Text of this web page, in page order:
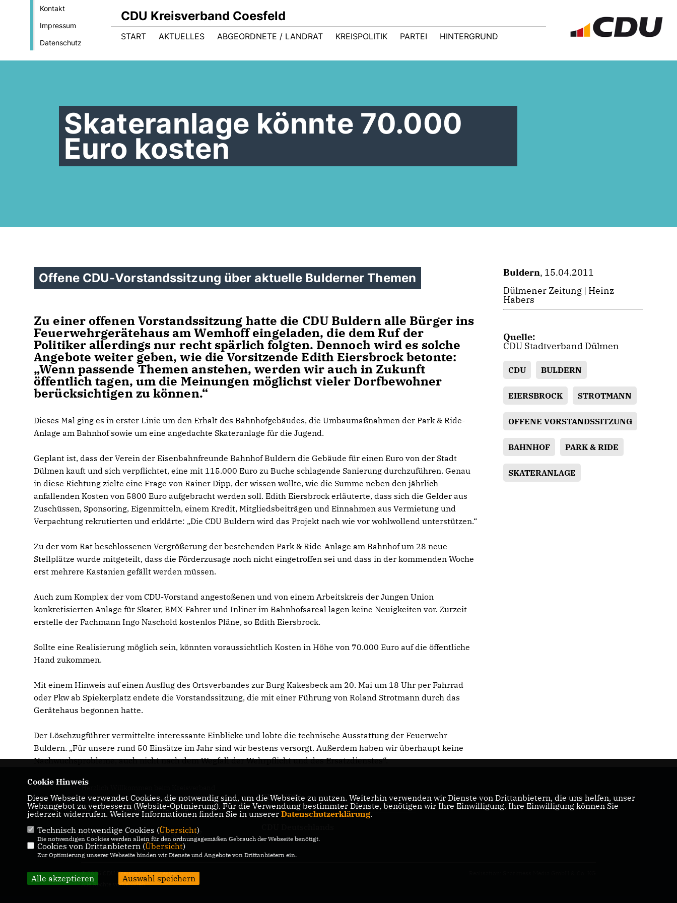
Kontakt
Impressum
Datenschutz
CDU Kreisverband Coesfeld
START AKTUELLES ABGEORDNETE / LANDRAT KREISPOLITIK PARTEI HINTERGRUND
Skateranlage könnte 70.000
Euro kosten
Offene CDU-Vorstandssitzung über aktuelle Bulderner Themen
Zu einer offenen Vorstandssitzung hatte die CDU Buldern alle Bürger ins
Feuerwehrgerätehaus am Wemhoff eingeladen, die dem Ruf der
Politiker allerdings nur recht spärlich folgten. Dennoch wird es solche
Angebote weiter geben, wie die Vorsitzende Edith Eiersbrock betonte:
Wenn passende Themen anstehen, werden wir auch in Zukunft
öffentlich tagen, um die Meinungen möglichst vieler Dorfbewohner
berücksichtigen zu können.“
Dieses Mal ging es in erster Linie um den Erhalt des Bahnhofgebäudes, die Umbaumaßnahmen der Park & Ride-
Anlage am Bahnhof sowie um eine angedachte Skateranlage für die Jugend.
Geplant ist, dass der Verein der Eisenbahnfreunde Bahnhof Buldern die Gebäude für einen Euro von der Stadt
Dülmen kauft und sich verpflichtet, eine mit 115.000 Euro zu Buche schlagende Sanierung durchzuführen. Genau
in diese Richtung zielte eine Frage von Rainer Dipp, der wissen wollte, wie die Summe neben den jährlich
anfallenden Kosten von 5800 Euro aufgebracht werden soll. Edith Eiersbrock erläuterte, dass sich die Gelder aus
Zuschüssen, Sponsoring, Eigenmitteln, einem Kredit, Mitgliedsbeiträgen und Einnahmen aus Vermietung und
Verpachtung rekrutierten und erklärte: „Die CDU Buldern wird das Projekt nach wie vor wohlwollend unterstützen.“
Zu der vom Rat beschlossenen Vergrößerung der bestehenden Park & Ride-Anlage am Bahnhof um 28 neue
Stellplätze wurde mitgeteilt, dass die Förderzusage noch nicht eingetroffen sei und dass in der kommenden Woche
erst mehrere Kastanien gefällt werden müssen.
Auch zum Komplex der vom CDU-Vorstand angestoßenen und von einem Arbeitskreis der Jungen Union
konkretisierten Anlage für Skater, BMX-Fahrer und Inliner im Bahnhofsareal lagen keine Neuigkeiten vor. Zurzeit
erstelle der Fachmann Ingo Naschold kostenlos Pläne, so Edith Eiersbrock.
Sollte eine Realisierung möglich sein, könnten voraussichtlich Kosten in Höhe von 70.000 Euro auf die öffentliche
Hand zukommen.
Mit einem Hinweis auf einen Ausflug des Ortsverbandes zur Burg Kakesbeck am 20. Mai um 18 Uhr per Fahrrad
oder Pkw ab Spiekerplatz endete die Vorstandssitzung, die mit einer Führung von Roland Strotmann durch das
Gerätehaus begonnen hatte.
Der Löschzugführer vermittelte interessante Einblicke und lobte die technische Ausstattung der Feuerwehr
Buldern. „Für unsere rund 50 Einsätze im Jahr sind wir bestens versorgt. Außerdem haben wir überhaupt keine
Nachwuchsprobleme, auch nicht nach dem Wegfall der Wehrpflicht und des Ersatzdienstes“.
Buldern, 15.04.2011
Dülmener Zeitung | Heinz
Habers
Quelle:
CDU Stadtverband Dülmen
CDU BULDERN
EIERSBROCK STROTMANN
OFFENE VORSTANDSSITZUNG
BAHNHOF PARK & RIDE
SKATERANLAGE
Herzlich Willkommen beim Kreisverband
Coesfeld! Hier erhalten Sie Informationen über
die politische Arbeit und Termine.
IMPRESSUM
DATENSCHUTZ
KONTAKT
CDU NRW
© 2026 CDU Kreisverband Coesfeld
Alle Rechte vorbehalten.
Cookie Hinweis
Diese Webseite verwendet Cookies, die notwendig sind, um die Webseite zu nutzen. Weiterhin verwenden wir Dienste von Drittanbietern, die uns helfen, unser
Webangebot zu verbessern (Website-Optmierung). Für die Verwendung bestimmter Dienste, benötigen wir Ihre Einwilligung. Ihre Einwilligung können Sie
jederzeit widerrufen. Weitere Informationen finden Sie in unserer Datenschutzerklärung.
Technisch notwendige Cookies (Übersicht)
Die notwendigen Cookies werden allein für den ordnungsgemäßen Gebrauch der Webseite benötigt.
Cookies von Drittanbietern (Übersicht)
Zur Optimierung unserer Webseite binden wir Dienste und Angebote von Drittanbietern ein.
Alle akzeptieren Auswahl speichern